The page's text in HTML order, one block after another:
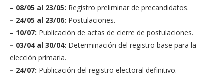
– 08/05 al 23/05: Registro preliminar de precandidatos.
– 24/05 al 23/06: Postulaciones.
– 10/07: Publicación de actas de cierre de postulaciones.
– 03/04 al 30/04: Determinación del registro base para la
elección primaria.
– 24/07: Publicación del registro electoral definitivo.